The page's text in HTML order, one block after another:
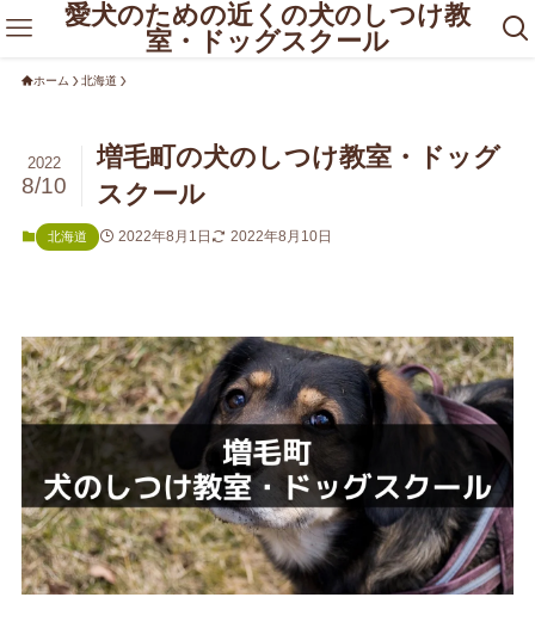
愛犬のための近くの犬のしつけ教
室・ドッグスクール
ホーム 北海道
増毛町の犬のしつけ教室・ドッグ
スクール
2022
8/10
北海道 2022年8月1日 2022年8月10日